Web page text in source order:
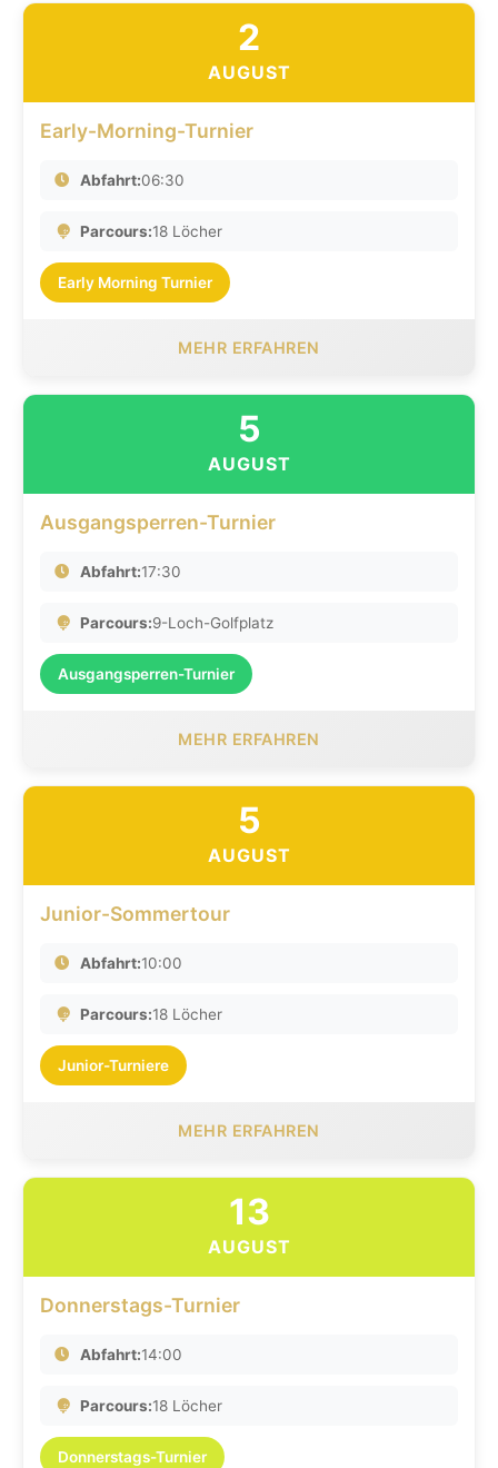
2
AUGUST
Early-Morning-Turnier
Abfahrt:06:30
Parcours:18 Löcher
Early Morning Turnier
MEHR ERFAHREN
5
AUGUST
Ausgangsperren-Turnier
Abfahrt:17:30
Parcours:9-Loch-Golfplatz
Ausgangsperren-Turnier
MEHR ERFAHREN
5
AUGUST
Junior-Sommertour
Abfahrt:10:00
Parcours:18 Löcher
Junior-Turniere
MEHR ERFAHREN
13
AUGUST
Donnerstags-Turnier
Abfahrt:14:00
Parcours:18 Löcher
Donnerstags-Turnier